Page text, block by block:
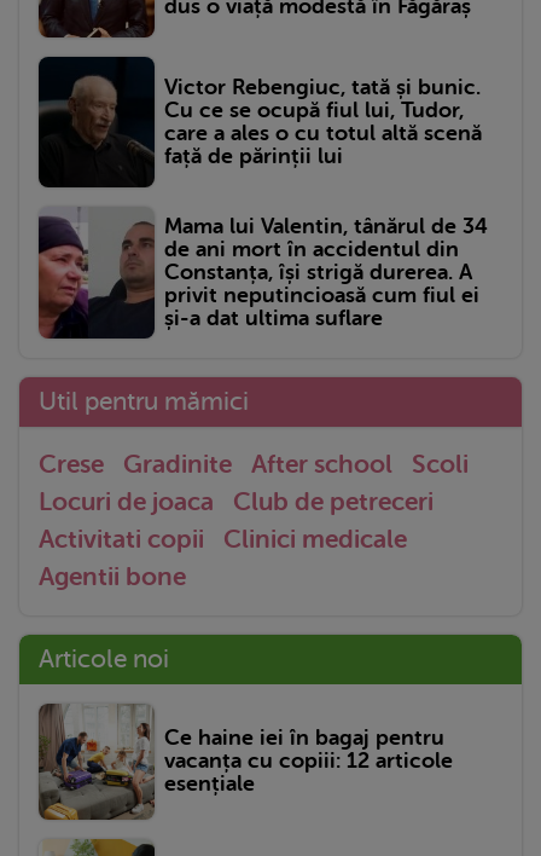
dus o viață modestă în Făgăraș
Victor Rebengiuc, tată și bunic.
Cu ce se ocupă fiul lui, Tudor,
care a ales o cu totul altă scenă
față de părinții lui
Mama lui Valentin, tânărul de 34
de ani mort în accidentul din
Constanța, își strigă durerea. A
privit neputincioasă cum fiul ei
și-a dat ultima suflare
Util pentru mămici
Crese Gradinite After school
Scoli
Locuri de joaca
Club de petreceri
Activitati copii
Clinici medicale
Agentii bone
Articole noi
Ce haine iei în bagaj pentru
vacanța cu copiii: 12 articole
esențiale